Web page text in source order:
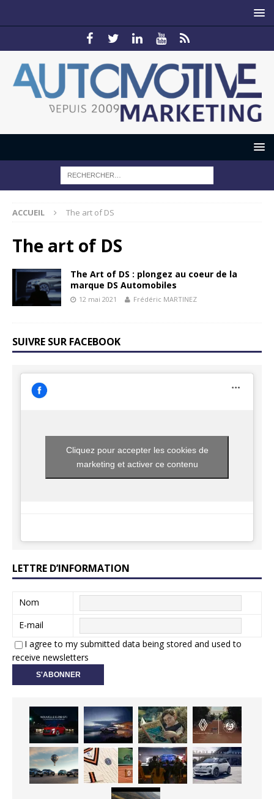
ACCUEIL The art of DS
The art of DS
The Art of DS : plongez au coeur de la
marque DS Automobiles
12 mai 2021 Frédéric MARTINEZ
SUIVRE SUR FACEBOOK
Cliquez pour accepter les cookies de
marketing et activer ce contenu
LETTRE D’INFORMATION
Nom
E-mail
I agree to my submitted data being stored and used to
receive newsletters